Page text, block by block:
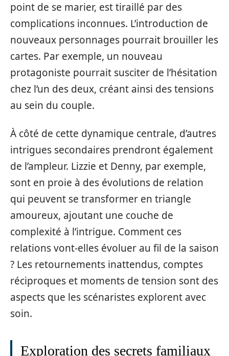
point de se marier, est tiraillé par des
complications inconnues. L’introduction de
nouveaux personnages pourrait brouiller les
cartes. Par exemple, un nouveau
protagoniste pourrait susciter de l’hésitation
chez l’un des deux, créant ainsi des tensions
au sein du couple.
À côté de cette dynamique centrale, d’autres
intrigues secondaires prendront également
de l’ampleur. Lizzie et Denny, par exemple,
sont en proie à des évolutions de relation
qui peuvent se transformer en triangle
amoureux, ajoutant une couche de
complexité à l’intrigue. Comment ces
relations vont-elles évoluer au fil de la saison
? Les retournements inattendus, comptes
réciproques et moments de tension sont des
aspects que les scénaristes explorent avec
soin.
Exploration des secrets familiaux